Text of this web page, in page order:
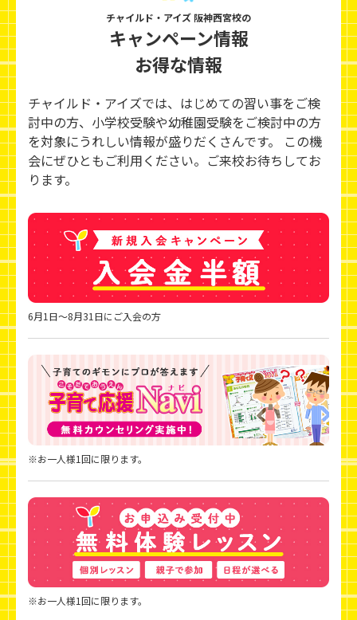
チャイルド・アイズ 阪神西宮校の
キャンペーン情報
お得な情報
チャイルド・アイズでは、はじめての習い事をご検
討中の方、小学校受験や幼稚園受験をご検討中の方
を対象にうれしい情報が盛りだくさんです。 この機
会にぜひともご利用ください。ご来校お待ちしてお
ります。
6月1日～8月31日にご入会の方
※お一人様1回に限ります。
※お一人様1回に限ります。